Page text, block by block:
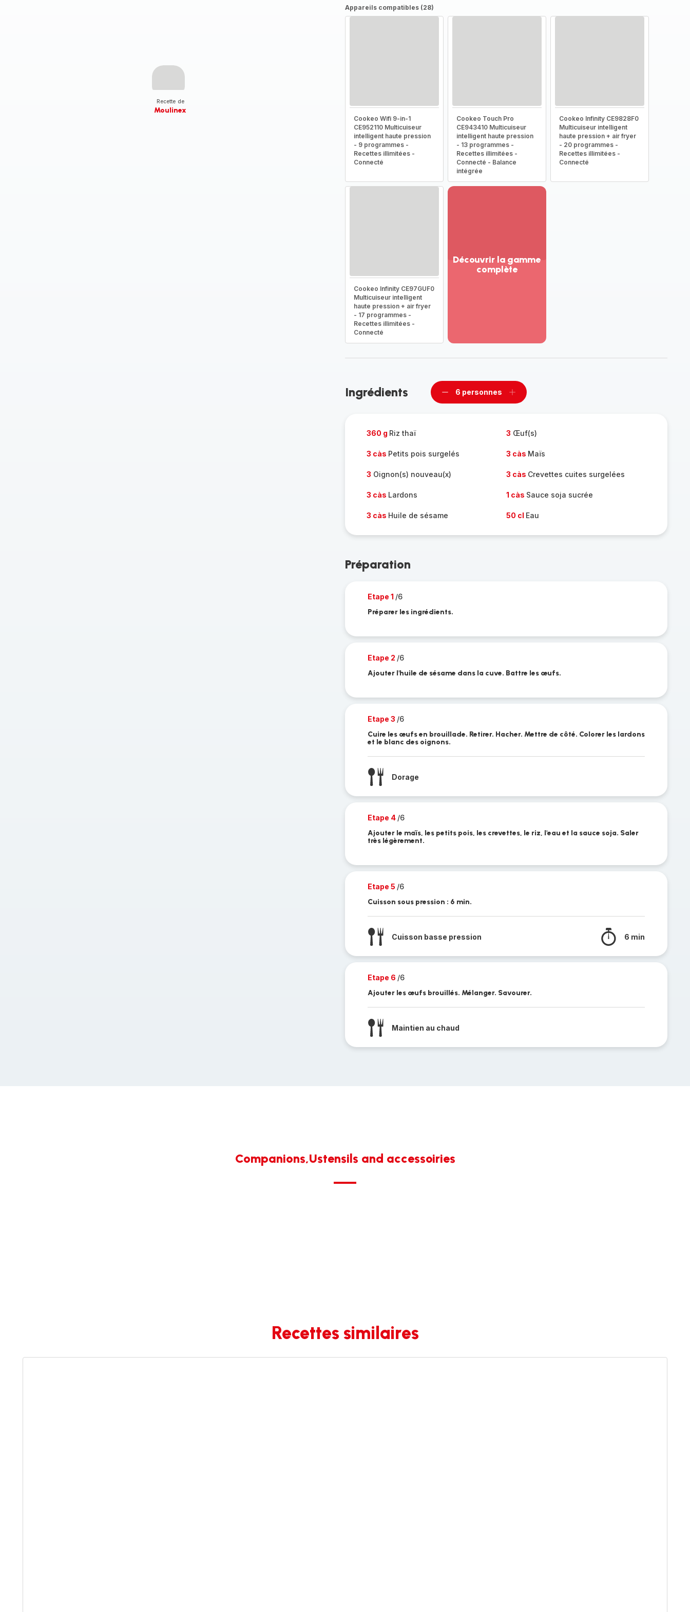
Recette de
Moulinex
Appareils compatibles (28)
Cookeo Wifi 9-in-1
CE952110 Multicuiseur
intelligent haute pression
- 9 programmes -
Recettes illimitées -
Connecté
Cookeo Touch Pro
CE943410 Multicuiseur
intelligent haute pression
- 13 programmes -
Recettes illimitées -
Connecté - Balance
intégrée
Cookeo Infinity CE9828F0
Multicuiseur intelligent
haute pression + air fryer
- 20 programmes -
Recettes illimitées -
Connecté
Cookeo Infinity CE97GUF0
Multicuiseur intelligent
haute pression + air fryer
- 17 programmes -
Recettes illimitées -
Connecté
Découvrir la gamme
complète
complète
Ingrédients
Supprimer
6 personnes
Ajouter
360 g Riz thaï 3 Œuf(s)
3 càs Petits pois surgelés 3 càs Maïs
3 Oignon(s) nouveau(x) 3 càs Crevettes cuites surgelées
3 càs Lardons 1 càs Sauce soja sucrée
3 càs Huile de sésame 50 cl Eau
Préparation
Etape 1 /6
Préparer les ingrédients.
Etape 2 /6
Ajouter l'huile de sésame dans la cuve. Battre les œufs.
Etape 3 /6
Cuire les œufs en brouillade. Retirer. Hacher. Mettre de côté. Colorer les lardons
et le blanc des oignons.
Dorage
Etape 4 /6
Ajouter le maïs, les petits pois, les crevettes, le riz, l'eau et la sauce soja. Saler
très légèrement.
Etape 5 /6
Cuisson sous pression : 6 min.
Cuisson basse pression 6 min
Etape 6 /6
Ajouter les œufs brouillés. Mélanger. Savourer.
Maintien au chaud
Companions,Ustensils and accessoiries
Recettes similaires